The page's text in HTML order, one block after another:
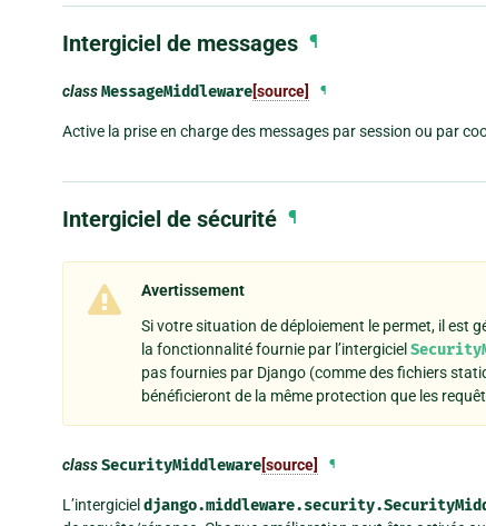
Intergiciel de messages ¶
classMessageMiddleware[source] ¶
Active la prise en charge des messages par session ou par
Intergiciel de sécurité ¶
Avertissement
Si votre situation de déploiement le permet, il est
la fonctionnalité fournie par l’intergiciel
pas fournies par Django (comme des fichiers
bénéficieront de la même protection que les
classSecurityMiddleware[source] ¶
L’intergiciel